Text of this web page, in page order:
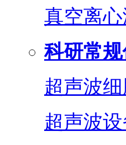
真空离
科研常
超声波
超声波